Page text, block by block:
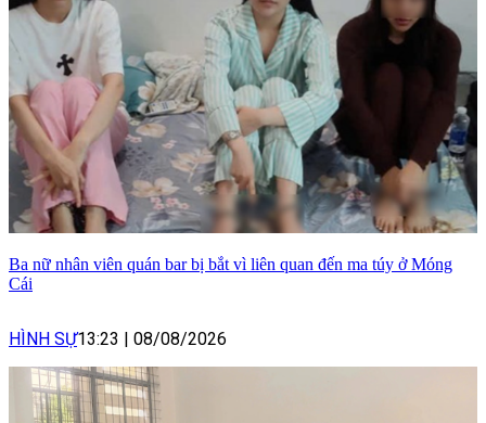
Ba nữ nhân viên quán bar bị bắt vì liên quan đến ma túy ở Móng
Cái
HÌNH SỰ13:23 | 08/08/2026